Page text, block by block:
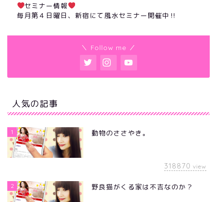
セミナー情報
毎月第４日曜日、新宿にて風水セミナー開催中‼︎
＼ Follow me ／
人気の記事
1 動物のささやき。
318870 view
2 野良猫がくる家は不吉なのか？